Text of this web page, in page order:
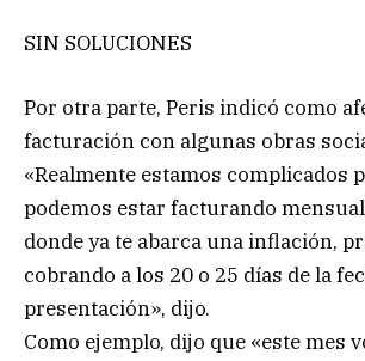
SIN SOLUCIONES
Por otra parte, Peris indicó como
facturación con algunas obras
«Realmente estamos complicados
podemos estar facturando
donde ya te abarca una inflación,
cobrando a los 20 o 25 días de la
presentación», dijo.
Como ejemplo, dijo que «este mes